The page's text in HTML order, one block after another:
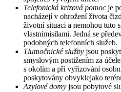
Telefonická krizová pomoc je
nacházejí v ohrožení života
životní situaci a nemohou tuto
vlastnímisilami. Jedná se
podobných telefonních služeb.
Tlumočnické služby jsou
smyslovým postižením za
s okolím a při vyřizování
poskytovány obvyklejako
Azylové domy jsou pobytové